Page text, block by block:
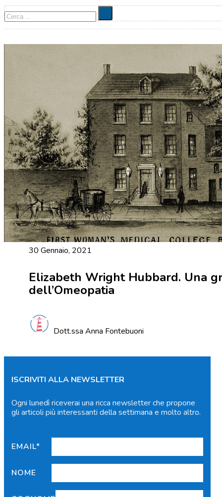
Cerca
30 Gennaio, 2021
Elizabeth Wright Hubbard. Una
dell’Omeopatia
Dott.ssa Anna Fontebuoni
ISCRIVITI ALLA NEWSLETTER
Ogni lunedì riceverai una ricca newsletter che propone
gli articoli più interessanti della settimana e molto altro.
EMAIL*
NOME